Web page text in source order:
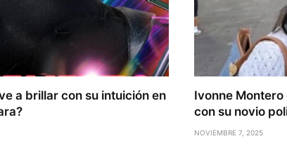
a brillar con su intuición en
Ivonne
con su novio
NOVIEMBRE 7, 2025